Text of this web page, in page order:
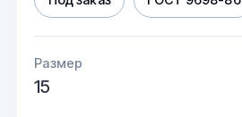
Размер
15